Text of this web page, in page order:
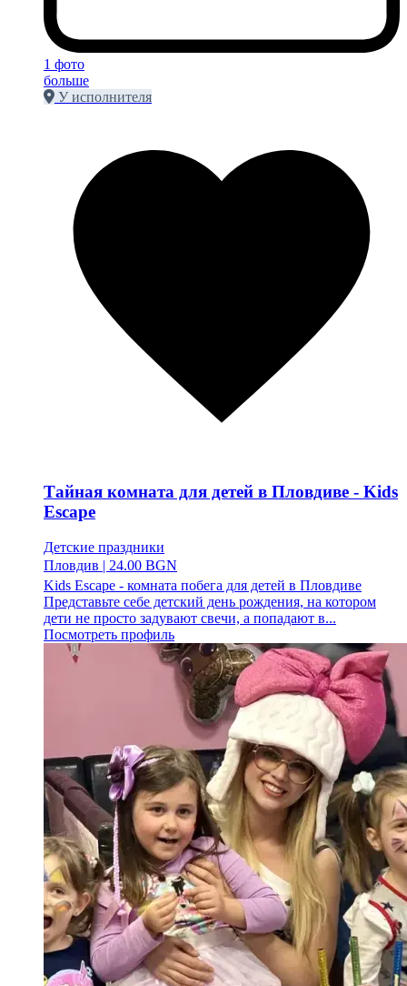
1 фото
больше
У исполнителя
Тайная комната для детей в Пловдиве - Kids
Escape
Детские праздники
Пловдив | 24.00 BGN
Kids Escape - комната побега для детей в Пловдиве
Представьте себе детский день рождения, на котором
дети не просто задувают свечи, а попадают в...
Посмотреть профиль